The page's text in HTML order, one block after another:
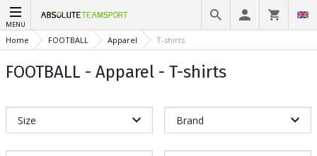
MENU
Home FOOTBALL Apparel T-shirts
FOOTBALL - Apparel - T-shirts
Size Brand